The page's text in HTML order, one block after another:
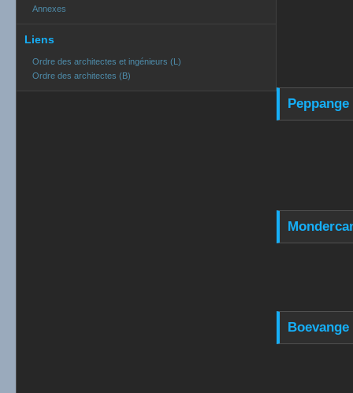
Annexes
Liens
Ordre des architectes et ingénieurs (L)
Ordre des architectes (B)